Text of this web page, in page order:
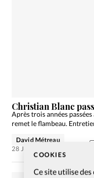
COOKIES
Ce site utilise
Christian Blanc
Après trois années
remet le flambeau.
David Métreau
28 Juin 2022